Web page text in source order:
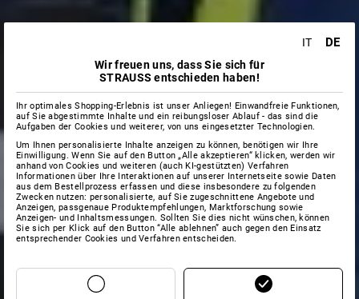
IT DE
Wir freuen uns, dass Sie sich für
STRAUSS entschieden haben!
Ihr optimales Shopping-Erlebnis ist unser Anliegen! Einwandfreie Funktionen,
auf Sie abgestimmte Inhalte und ein reibungsloser Ablauf - das sind die
Aufgaben der Cookies und weiterer, von uns eingesetzter Technologien.
Um Ihnen personalisierte Inhalte anzeigen zu können, benötigen wir Ihre
Einwilligung. Wenn Sie auf den Button „Alle akzeptieren“ klicken, werden wir
anhand von Cookies und weiteren (auch KI-gestützten) Verfahren
Informationen über Ihre Interaktionen auf unserer Internetseite sowie Daten
aus dem Bestellprozess erfassen und diese insbesondere zu folgenden
Zwecken nutzen: personalisierte, auf Sie zugeschnittene Angebote und
Anzeigen, passgenaue Produktempfehlungen, Marktforschung sowie
Anzeigen- und Inhaltsmessungen. Sollten Sie dies nicht wünschen, können
Sie sich per Klick auf den Button “Alle ablehnen” auch gegen den Einsatz
entsprechender Cookies und Verfahren entscheiden.